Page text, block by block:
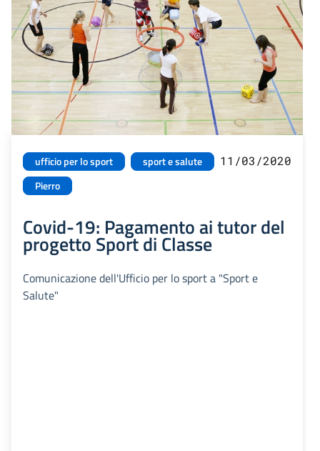
ufficio per lo sport
sport e salute
Pierro
11/03/2020
Covid-19: Pagamento ai tutor del
progetto Sport di Classe
Comunicazione dell'Ufficio per lo sport a "Sport e
Salute"